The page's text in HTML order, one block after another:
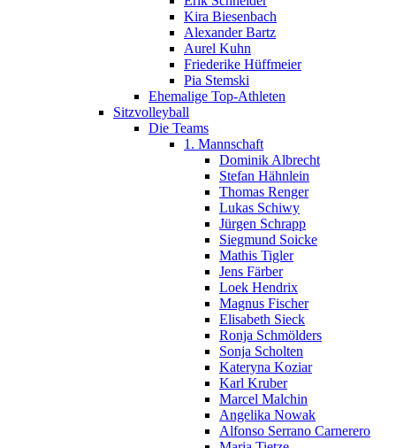
Kira Biesenbach
Alexander Bartz
Aurel Kuhn
Friederike Hüffmeier
Pia Stemski
Ehemalige Top-Athleten
Sitzvolleyball
Die Teams
1. Mannschaft
Dominik Albrecht
Stefan Hähnlein
Thomas Renger
Lukas Schiwy
Jürgen Schrapp
Siegmund Soicke
Mathis Tigler
Jens Färber
Loek Hendrix
Magnus Fischer
Elisabeth Sieck
Ronja Schmölders
Sonja Scholten
Kateryna Koziar
Karl Kruber
Marcel Malchin
Angelika Nowak
Alfonso Serrano Carnerero